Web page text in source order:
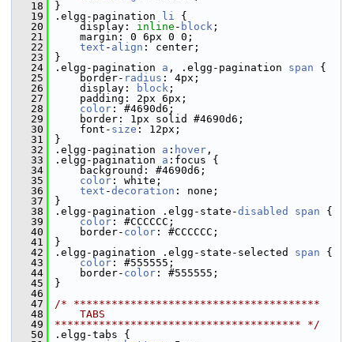
   18
}
   19
.elgg-pagination li {
   20
display: inline - block ;
   21
margin: 0 6px 0 0;
   22
text - align : center;
   23
}
   24
.elgg-pagination a , .elgg-pagination span {
   25
border- radius : 4px;
   26
display: block ;
   27
padding: 2px 6px;
   28
color : #4690d6;
   29
border: 1px solid #4690d6;
   30
font- size : 12px;
   31
}
   32
.elgg-pagination a : hover ,
   33
.elgg-pagination a :focus {
   34
background: #4690d6;
   35
color : white;
   36
text -decoration : none;
   37
}
   38
.elgg-pagination .elgg-state-disabled span {
   39
color : #CCCCCC;
   40
border- color : #CCCCCC;
   41
}
   42
.elgg-pagination .elgg-state-selected span {
   43
color : #555555;
   44
border- color : #555555;
   45
}
   46
   47
/* ***************************************
   48
    TABS
   49
*************************************** */
   50
.elgg-tabs {